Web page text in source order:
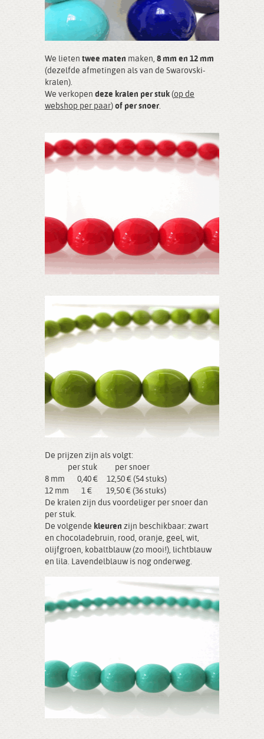
We lieten twee maten maken, 8 mm en 12 mm
(dezelfde afmetingen als van de Swarovski-
kralen).
We verkopen deze kralen per stuk (op de
webshop per paar) of per snoer.
De prijzen zijn als volgt:
per stuk per snoer
8 mm 0,40 € 12,50 € (54 stuks)
12 mm 1 € 19,50 € (36 stuks)
De kralen zijn dus voordeliger per snoer dan
per stuk.
De volgende kleuren zijn beschikbaar: zwart
en chocoladebruin, rood, oranje, geel, wit,
olijfgroen, kobaltblauw (zo mooi!), lichtblauw
en lila. Lavendelblauw is nog onderweg.